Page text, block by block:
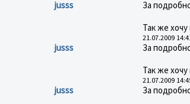
jusss
За
Так же
21.07.2009
jusss
За
Так же
21.07.2009
jusss
За